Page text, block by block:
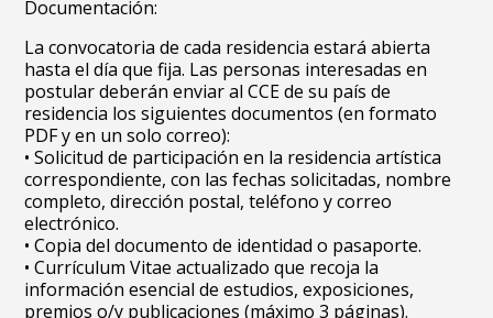
Documentación:
La convocatoria de cada residencia estará abierta
hasta el día que fija. Las personas interesadas en
postular deberán enviar al CCE de su país de
residencia los siguientes documentos (en formato
PDF y en un solo correo):
• Solicitud de participación en la residencia artística
correspondiente, con las fechas solicitadas, nombre
completo, dirección postal, teléfono y correo
electrónico.
• Copia del documento de identidad o pasaporte.
• Currículum Vitae actualizado que recoja la
información esencial de estudios, exposiciones,
premios o/y publicaciones (máximo 3 páginas).